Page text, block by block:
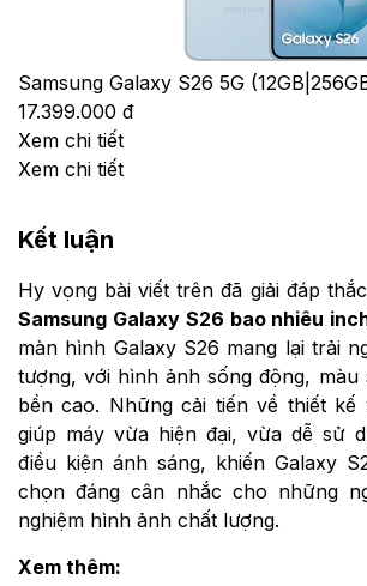
Samsung Galaxy S26 5G
17.399.000 đ
Xem chi tiết
Xem chi tiết
Kết luận
Hy vọng bài viết trên đã giải đáp
Samsung Galaxy S26 bao nhiêu
màn hình Galaxy S26 mang lại trải
tượng, với hình ảnh sống động, màu
bền cao. Những cải tiến về thiết
giúp máy vừa hiện đại, vừa dễ sử
điều kiện ánh sáng, khiến Galaxy
chọn đáng cân nhắc cho những
nghiệm hình ảnh chất lượng.
Xem thêm: